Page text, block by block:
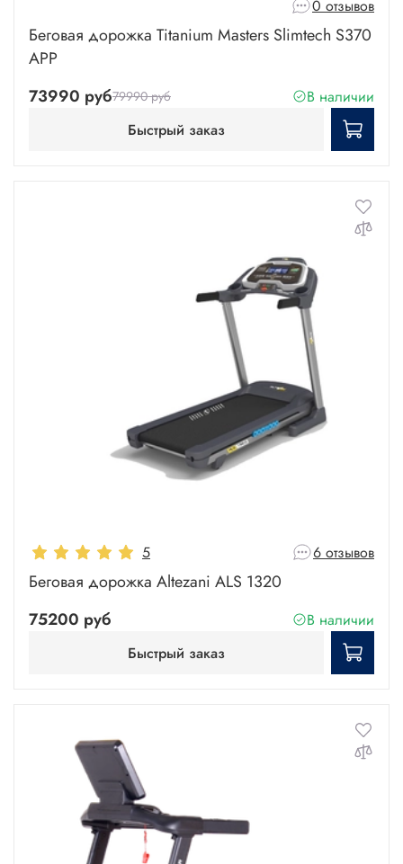
0 отзывов
Беговая дорожка Titanium Masters Slimtech S370
APP
73990 руб79990 руб
В наличии
Быстрый заказ
5 6 отзывов
Беговая дорожка Altezani ALS 1320
75200 руб
В наличии
Быстрый заказ